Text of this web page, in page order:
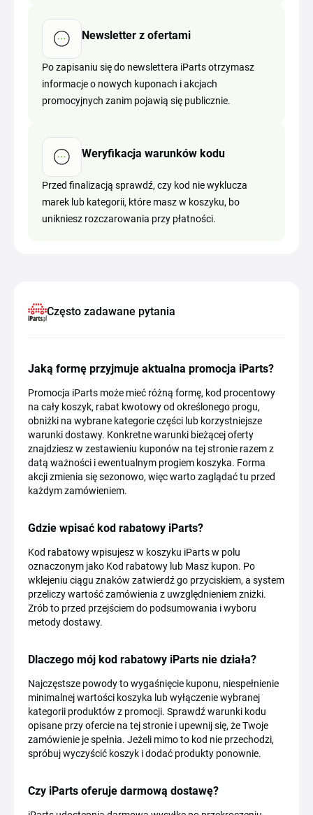
Newsletter z ofertami
Po zapisaniu się do newslettera iParts otrzymasz
informacje o nowych kuponach i akcjach
promocyjnych zanim pojawią się publicznie.
Weryfikacja warunków kodu
Przed finalizacją sprawdź, czy kod nie wyklucza
marek lub kategorii, które masz w koszyku, bo
unikniesz rozczarowania przy płatności.
Często zadawane pytania
Jaką formę przyjmuje aktualna promocja iParts?
Promocja iParts może mieć różną formę, kod procentowy
na cały koszyk, rabat kwotowy od określonego progu,
obniżki na wybrane kategorie części lub korzystniejsze
warunki dostawy. Konkretne warunki bieżącej oferty
znajdziesz w zestawieniu kuponów na tej stronie razem z
datą ważności i ewentualnym progiem koszyka. Forma
akcji zmienia się sezonowo, więc warto zaglądać tu przed
każdym zamówieniem.
Gdzie wpisać kod rabatowy iParts?
Kod rabatowy wpisujesz w koszyku iParts w polu
oznaczonym jako Kod rabatowy lub Masz kupon. Po
wklejeniu ciągu znaków zatwierdź go przyciskiem, a system
przeliczy wartość zamówienia z uwzględnieniem zniżki.
Zrób to przed przejściem do podsumowania i wyboru
metody dostawy.
Dlaczego mój kod rabatowy iParts nie działa?
Najczęstsze powody to wygaśnięcie kuponu, niespełnienie
minimalnej wartości koszyka lub wyłączenie wybranej
kategorii produktów z promocji. Sprawdź warunki kodu
opisane przy ofercie na tej stronie i upewnij się, że Twoje
zamówienie je spełnia. Jeżeli mimo to kod nie przechodzi,
spróbuj wyczyścić koszyk i dodać produkty ponownie.
Czy iParts oferuje darmową dostawę?